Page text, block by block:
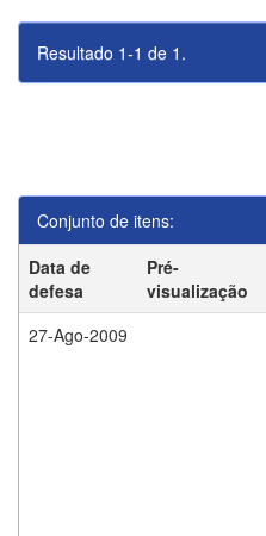
Resultado 1-1 de 1.
Conjunto de itens:
Data de
defesa
Pré-
visualização
27-Ago-2009